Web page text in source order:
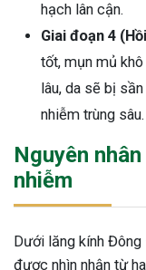
hạch lân cận.
Giai đoạn 4
tốt, mụn mủ
lâu, da sẽ bị
nhiễm trùng sâu.
Nguyên
nhiễm
Dưới lăng kính Đông
được nhìn nhận từ